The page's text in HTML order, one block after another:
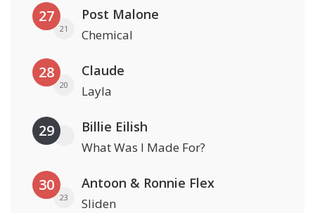
27
21
Post Malone
Chemical
28
20
Claude
Layla
29 Billie Eilish
What Was I Made For?
30
23
Antoon & Ronnie Flex
Sliden